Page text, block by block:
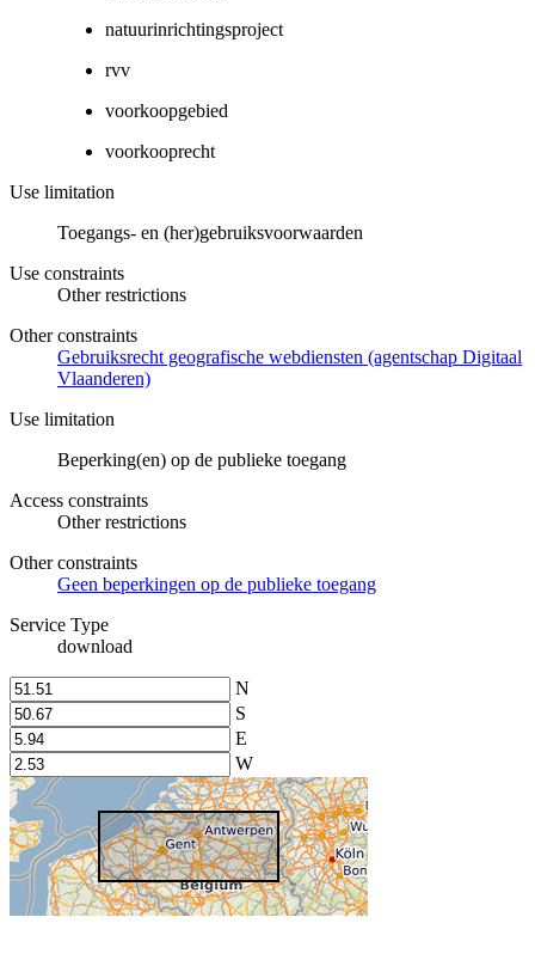
natuurinrichtingsproject
rvv
voorkoopgebied
voorkooprecht
Use limitation
Toegangs- en (her)gebruiksvoorwaarden
Use constraints
Other restrictions
Other constraints
Gebruiksrecht geografische webdiensten (agentschap Digitaal
Vlaanderen)
Use limitation
Beperking(en) op de publieke toegang
Access constraints
Other restrictions
Other constraints
Geen beperkingen op de publieke toegang
Service Type
download
N
S
E
W